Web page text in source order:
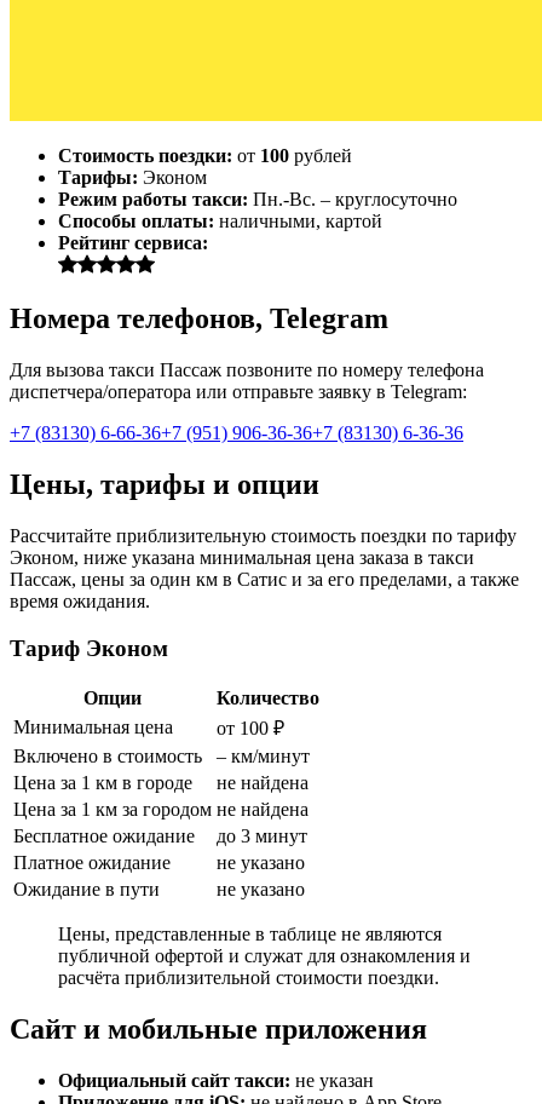
Стоимость поездки: от 100 рублей
Тарифы: Эконом
Режим работы такси: Пн.-Вс. – круглосуточно
Способы оплаты: наличными, картой
Рейтинг сервиса:
Номера телефонов, Telegram
Для вызова такси Пассаж позвоните по номеру телефона
диспетчера/оператора или отправьте заявку в Telegram:
+7 (83130) 6-66-36+7 (951) 906-36-36+7 (83130) 6-36-36
Цены, тарифы и опции
Рассчитайте приблизительную стоимость поездки по тарифу
Эконом, ниже указана минимальная цена заказа в такси
Пассаж, цены за один км в Сатис и за его пределами, а также
время ожидания.
Тариф Эконом
Опции
Количество
Минимальная цена
от 100 ₽
Включено в стоимость
– км/минут
Цена за 1 км в городе
не найдена
Цена за 1 км за городом не найдена
Бесплатное ожидание
до 3 минут
Платное ожидание
не указано
Ожидание в пути
не указано
Цены, представленные в таблице не являются
публичной офертой и служат для ознакомления и
расчёта приблизительной стоимости поездки.
Сайт и мобильные приложения
Официальный сайт такси: не указан